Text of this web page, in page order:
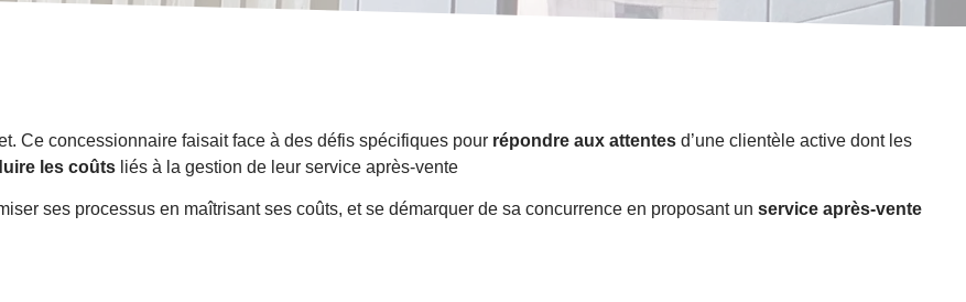
Ce concessionnaire faisait face à des défis spécifiques pour répondre aux attentes d’une clientèle active dont les
les coûts liés à la gestion de leur service après-vente
ses processus en maîtrisant ses coûts, et se démarquer de sa concurrence en proposant un service après-vente